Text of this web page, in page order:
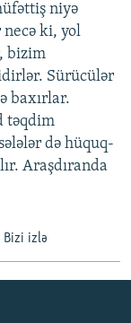
niyə
ki, yol
bizim
Sürücülər
baxırlar.
təqdim
də hüquq-
Araşdıranda
Bizi izlə